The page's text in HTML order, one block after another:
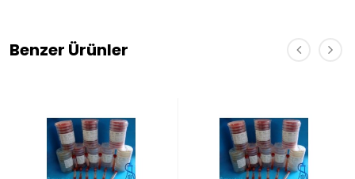
Benzer Ürünler